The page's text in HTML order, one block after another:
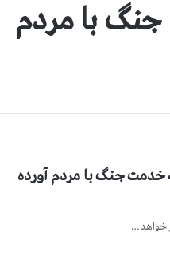
با مردم
خدمت جنگ با مردم آورده